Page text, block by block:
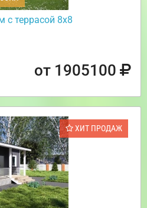
террасой 8х8
от 1905100
ХИТ ПРОДАЖ